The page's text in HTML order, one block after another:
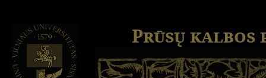
Prūsų kalbos